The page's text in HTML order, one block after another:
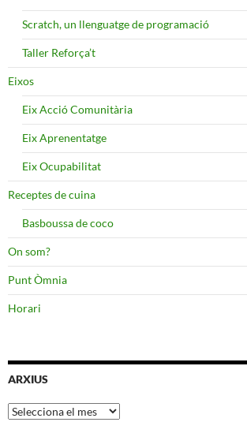
Scratch, un llenguatge de programació
Taller Reforça’t
Eixos
Eix Acció Comunitària
Eix Aprenentatge
Eix Ocupabilitat
Receptes de cuina
Basboussa de coco
On som?
Punt Òmnia
Horari
ARXIUS
Arxius